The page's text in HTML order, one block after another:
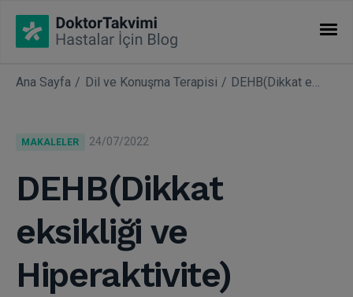
İHTISASLAR
Uzmanlıklar
Ana Sayfa Dil ve Konuşma Terapisi DEHB(Dikkat eksikliği ve Hiperaktivite)
MAKALELER 24/07/2022
DEHB(Dikkat
eksikliği ve
Hiperaktivite)